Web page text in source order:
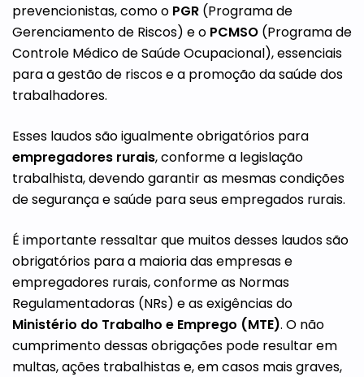
prevencionistas, como o PGR (Programa de
Gerenciamento de Riscos) e o PCMSO (Programa de
Controle Médico de Saúde Ocupacional), essenciais
para a gestão de riscos e a promoção da saúde dos
trabalhadores.
Esses laudos são igualmente obrigatórios para
empregadores rurais, conforme a legislação
trabalhista, devendo garantir as mesmas condições
de segurança e saúde para seus empregados rurais.
É importante ressaltar que muitos desses laudos são
obrigatórios para a maioria das empresas e
empregadores rurais, conforme as Normas
Regulamentadoras (NRs) e as exigências do
Ministério do Trabalho e Emprego (MTE). O não
cumprimento dessas obrigações pode resultar em
multas, ações trabalhistas e, em casos mais graves,